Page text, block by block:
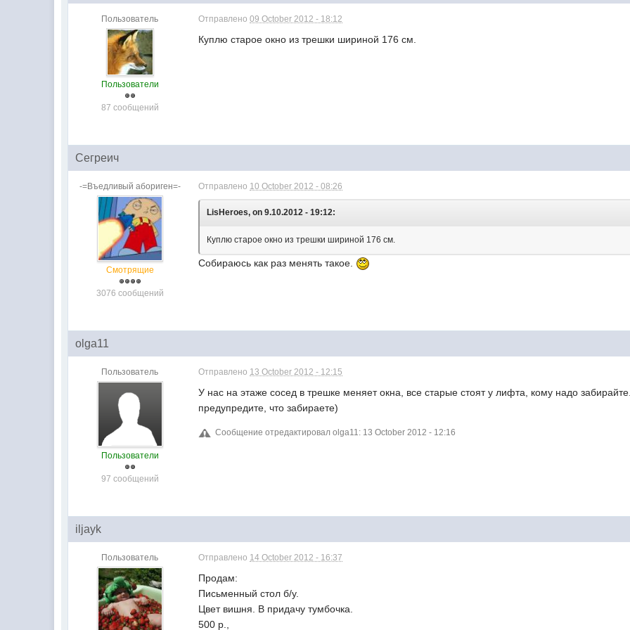
Пользователь
Пользователи
87 сообщений
Отправлено09 October 2012 - 18:12
Куплю старое окно из трешки шириной 176 см.
Сегреич
-=Въедливый абориген=-
Смотрящие
3076 сообщений
Отправлено 10 October 2012 - 08:26
LisHeroes, on 9.10.2012 - 19:12:
Куплю старое окно из трешки шириной 176 см.
Собираюсь как раз менять такое.
olga11
Пользователь
Пользователи
97 сообщений
Отправлено 13 October 2012 - 12:15
У нас на этаже сосед в трешке меняет окна, все старые стоят у лифта, кому надо
предупредите, что забираете)
Сообщение отредактировал olga11: 13 October 2012 - 12:16
iljayk
Пользователь Отправлено 14 October 2012 - 16:37
Продам:
Письменный стол б/у.
Цвет вишня. В придачу тумбочка.
500 р.,